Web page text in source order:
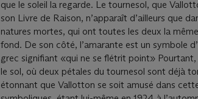
que le soleil la regarde. Le tournesol, que
son Livre de Raison, n’apparaît d’ailleurs que
natures mortes, qui ont toutes les deux la
fond. De son côté, l’amarante est un symbole
grec signiﬁant «qui ne se ﬂétrit point»
le sol, où deux pétales du tournesol sont déjà
étonnant que Vallotton se soit amusé dans